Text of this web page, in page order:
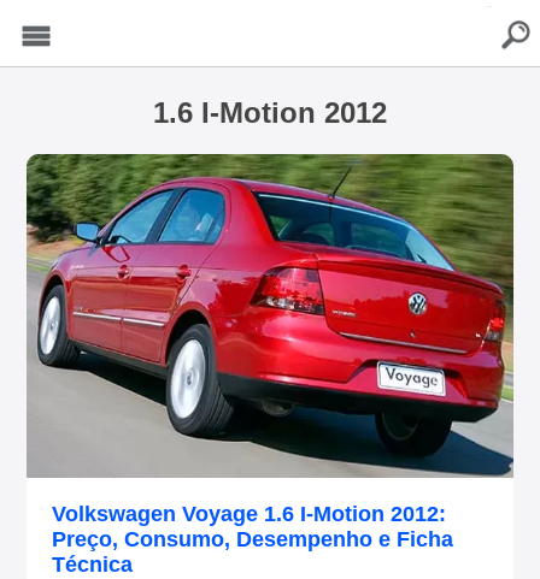
1.6 I-Motion 2012
Volkswagen Voyage 1.6 I-Motion 2012:
Preço, Consumo, Desempenho e Ficha
Técnica